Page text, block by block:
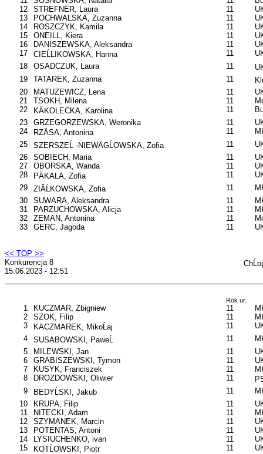
12
STREFNER, Laura 11
13
POCHWALSKA, Zuzanna 11
14
ROSZCZYK, Kamila 11
15
ONEILL, Kiera 11
16
DANISZEWSKA, Aleksandra 11
17
CIEĹLIKOWSKA, Hanna 11
18
OSADCZUK, Laura 11
19
TATAREK, Zuzanna 11
20
MATUZEWICZ, Lena 11
21
TSOKH, Milena 11
22
KÄKOLECKA, Karolina 11
23
GRZEGORZEWSKA, Weronika 11
24
RZÄSA, Antonina 11
25
SZERSZEĹ -NIEWÄGĹOWSKA, Zofia 11
26
SOBIECH, Maria 11
27
OBORSKA, Wanda 11
28
PÄKALA, Zofia 11
29
ZIĂĹKOWSKA, Zofia 11
30
SUWARA, Aleksandra 11
31
PARZUCHOWSKA, Alicja 11
32
ZEMAN, Antonina 11
33
GERC, Jagoda 11
<< TOP >>
Konkurencja 8
15.06.2023 - 12:51
Rok ur.
1 KUCZMAR, Zbigniew 11
2
SZOK, Filip 11
3
KACZMAREK, MikoĹaj 11
4
SUSABOWSKI, PaweĹ 11
5
MILEWSKI, Jan 11
6
GRABISZEWSKI, Tymon 11
7
KUSYK, Franciszek 11
8
DROZDOWSKI, Oliwier 11
9
BEDYĹSKI, Jakub 11
10
KRUPA, Filip 11
11
NITECKI, Adam 11
12
SZYMANEK, Marcin 11
13
POTENTAS, Antoni 11
14
LYSIUCHENKO, ivan 11
15
KOTĹOWSKI, Piotr 11